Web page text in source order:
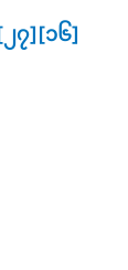
၂၇][၁၆]